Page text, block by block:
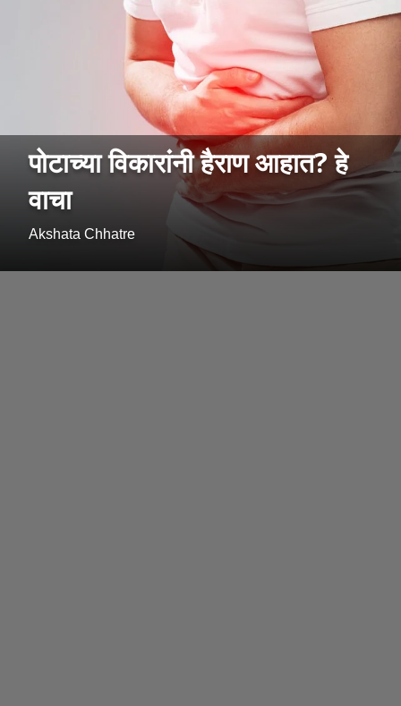
पोटाच्या विकारांनी हैराण आहात? हे
वाचा
Akshata Chhatre